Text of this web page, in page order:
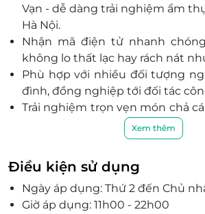
Vạn - dễ dàng trải nghiệm ẩm
Hà Nội.
Nhận mã điện tử nhanh
không lo thất lạc hay rách nát
Phù hợp với nhiều đối tượng
đình, đồng nghiệp tới đối tác
Trải nghiệm trọn vẹn món chả
đậm đà vị mắm tôm Ba Làng trứ
Không gian ấm cúng, thích hợp
vầy hay tiệc nhỏ thân mật.
Thẻ quà tặng Vạn Vạn là lựa
người bận rộn muốn gửi gắm
tế.
Xem thêm
Điều kiện sử dụng
Ngày áp dụng: Thứ 2 đến Chủ
Giờ áp dụng: 11h00 - 22h00